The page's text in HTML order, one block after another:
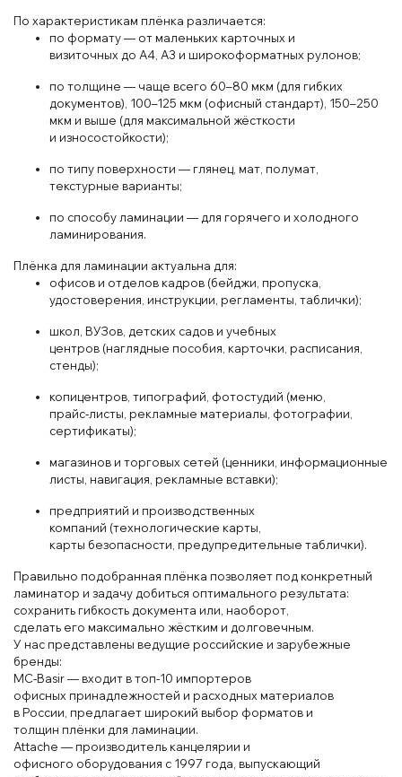
По характеристикам плёнка различается:
по формату— от маленьких карточных и
визиточных до A4, A3 и широкоформатных рулонов;
по толщине — чаще всего 60–80 мкм (для гибких
документов) 100–125 мкм (офисный стандарт) , 150–250
мкм и выше (для максимальной жёсткости
и износостойкости);
по типу поверхности — глянец, мат , полумат
текстурные варианты;
по способу ламинации — для горячего и холодного
ламинирования.
Плёнка для ламинации актуальна для:
офисов и отделов кадров (бейджи , пропуска,
удостоверения , инструкции, регламенты , таблички);
школ , ВУЗов , детских садов и учебных
центров (наглядные пособия , карточки , расписания
стенды);
копицентров , типографий , фотостудий (меню,
прайс‑листы, рекламные материалы, фотографии
сертификаты);
магазинов и торговых сетей (ценники , информационные
листы , навигация , рекламные вставки);
предприятий и производственных
компаний (технологические карты
карты безопасности , предупредительные таблички).
Правильно подобранная плёнка позволяет под конкретный
ламинатор и задачу добиться оптимального результата:
сохранить гибкость документа или , наоборот,
сделать его максимально жёстким и долговечным.
У нас представлены ведущие российские и зарубежные
бренды:
MC-Basir — входит втоп‑10 импортеров
офисных принадлежностей и расходных материалов
в России , предлагает широкий выбор форматов и
толщин плёнки для ламинации.
Attache — производитель канцелярии и
офисного оборудования с 1997 года , выпускающий